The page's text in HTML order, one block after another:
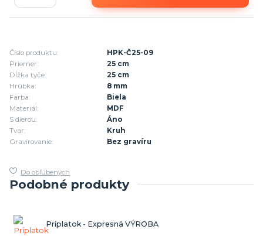
Číslo produktu:
HPK-Č25-09
Priemer:
25 cm
Dĺžka tyče:
25 cm
Hrúbka:
8 mm
Farba:
Biela
Materiál:
MDF
S dierou:
Áno
Tvar:
Kruh
Gravírovanie:
Bez gravíru
Do obľúbených
Podobné produkty
Príplatok - Expresná VÝROBA